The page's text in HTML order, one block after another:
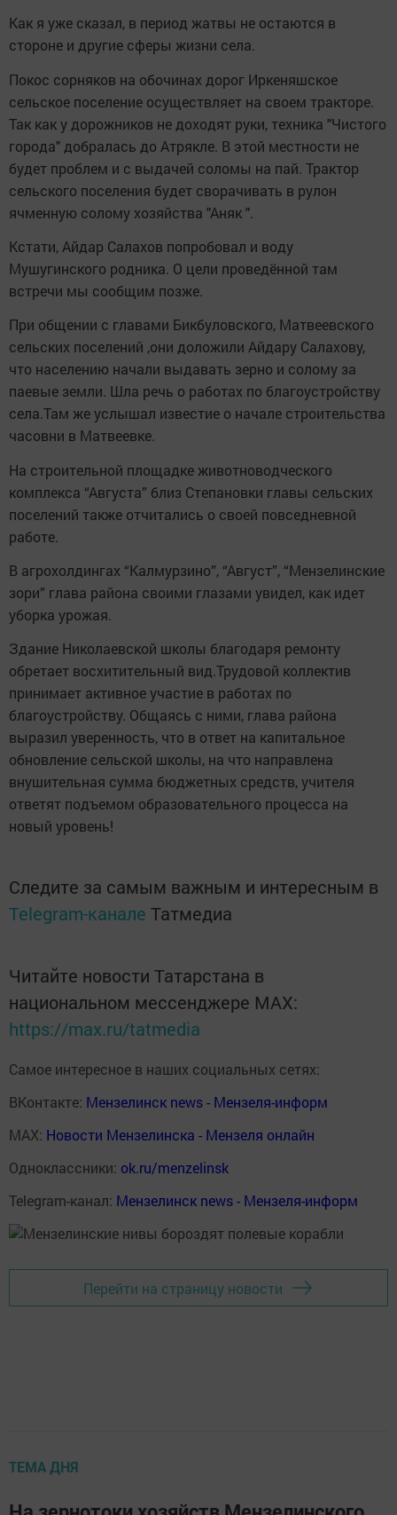
Как я уже сказал, в период жатвы не остаются в
стороне и другие сферы жизни села.
Покос сорняков на обочинах дорог Иркеняшское
сельское поселение осуществляет на своем тракторе.
Так как у дорожников не доходят руки, техника "Чистого
города" добралась до Атрякле. В этой местности не
будет проблем и с выдачей соломы на пай. Трактор
сельского поселения будет сворачивать в рулон
ячменную солому хозяйства "Аняк ".
Кстати, Айдар Салахов попробовал и воду
Мушугинского родника. О цели проведённой там
встречи мы сообщим позже.
При общении с главами Бикбуловского, Матвеевского
сельских поселений ,они доложили Айдару Салахову,
что населению начали выдавать зерно и солому за
паевые земли. Шла речь о работах по благоустройству
села.Там же услышал известие о начале строительства
часовни в Матвеевке.
На строительной площадке животноводческого
комплекса “Августа” близ Степановки главы сельских
поселений также отчитались о своей повседневной
работе.
В агрохолдингах “Калмурзино”, “Август”, “Мензелинские
зори” глава района своими глазами увидел, как идет
уборка урожая.
Здание Николаевской школы благодаря ремонту
обретает восхитительный вид.Трудовой коллектив
принимает активное участие в работах по
благоустройству. Общаясь с ними, глава района
выразил уверенность, что в ответ на капитальное
обновление сельской школы, на что направлена
внушительная сумма бюджетных средств, учителя
ответят подъемом образовательного процесса на
новый уровень!
Следите за самым важным и интересным в
Telegram-канале Татмедиа
Читайте новости Татарстана в
национальном мессенджере MАХ:
https://max.ru/tatmedia
Самое интересное в наших социальных сетях:
ВКонтакте: Мензелинск news - Мензеля-информ
MAX: Новости Мензелинска - Мензеля онлайн
Одноклассники: ok.ru/menzelinsk
Telegram-канал: Мензелинск news - Мензеля-информ
Перейти на страницу новости
ТЕМА ДНЯ